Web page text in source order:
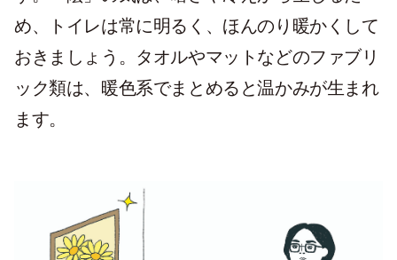
め、トイレは常に明るく、ほんのり暖かくして
おきましょう。タオルやマットなどのファブリ
ック類は、暖色系でまとめると温かみが生まれ
ます。